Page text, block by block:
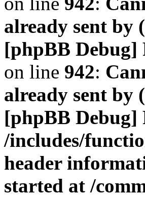
already sent by
[phpBB Debug]
on line 942:
already sent by
[phpBB Debug]
/includes/
header
started at /